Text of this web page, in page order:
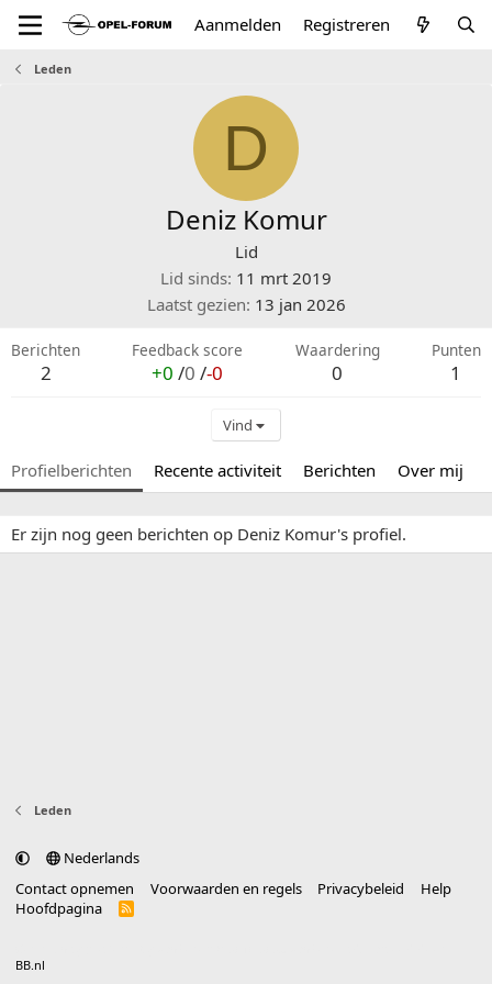
Aanmelden Registreren
Leden
D
Deniz Komur
Lid
Lid sinds 11 mrt 2019
Laatst gezien 13 jan 2026
Berichten
2
Feedback score
+0 /0 /-0
Waardering
0
Punten
1
Vind
Profielberichten Recente activiteit Berichten Over mij
Er zijn nog geen berichten op Deniz Komur's profiel.
Leden
Nederlands
Contact opnemen
Voorwaarden en regels Privacybeleid
Help
Hoofdpagina
R
BB.nl